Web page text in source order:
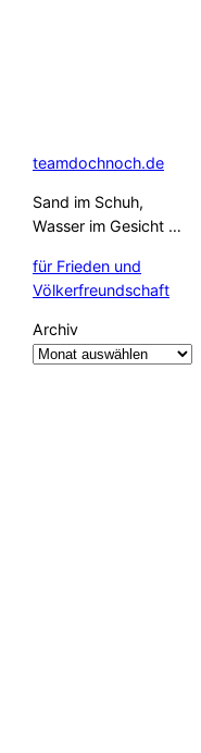
teamdochnoch.de
Sand im Schuh,
Wasser im Gesicht …
für Frieden und
Völkerfreundschaft
Archiv